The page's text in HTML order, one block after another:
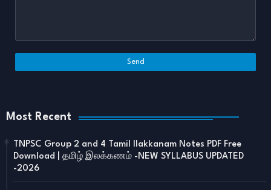
Most Recent
TNPSC Group 2 and 4 Tamil Ilakkanam Notes PDF Free
Download | தமிழ் இலக்கணம் -NEW SYLLABUS UPDATED
-2026